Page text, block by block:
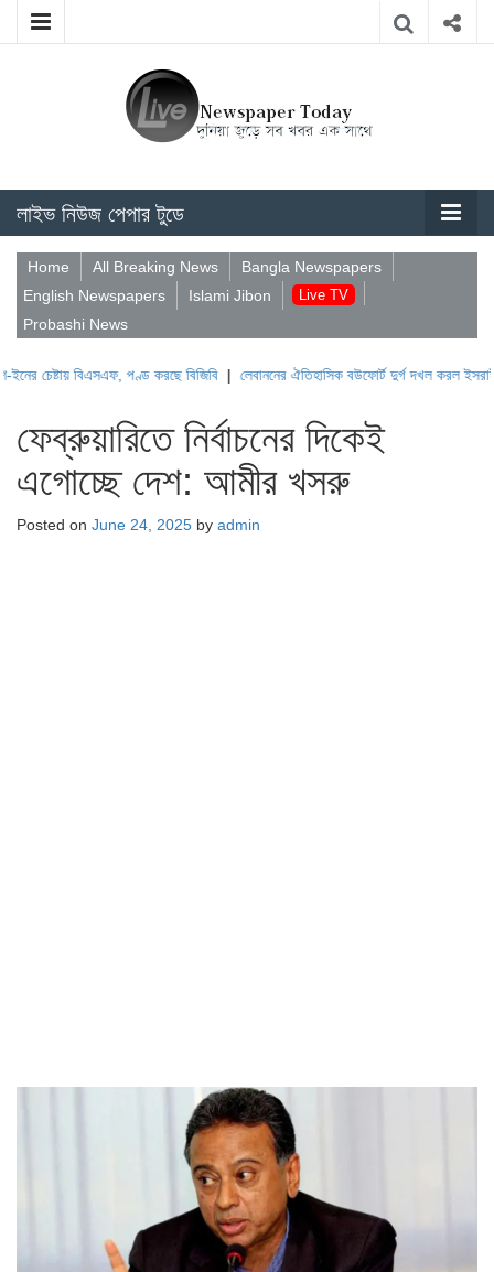
লাইভ নিউজ পেপার টুডে
Home All Breaking News
Bangla Newspapers
English Newspapers
Islami Jibon Live TV
Probashi News
বিএসএফ, পণ্ড করছে বিজিবি|লেবাননের ঐতিহাসিক বউফোর্ট দুর্গ দখল করল ইসরাইল|
ফেব্রুয়ারিতে নির্বাচনের দিকেই
এগোচ্ছে দেশ: আমীর খসরু
Posted on June 24, 2025 by admin